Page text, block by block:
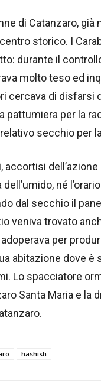
di Catanzaro,
storico. I
durante il
molto teso ed
cercava di disfarsi
pattumiera per la
secchio per
accortisi
né
dal secchio il
veniva trovato
per
abitazione dove è
Lo spacciatore
Santa Maria e
hashish